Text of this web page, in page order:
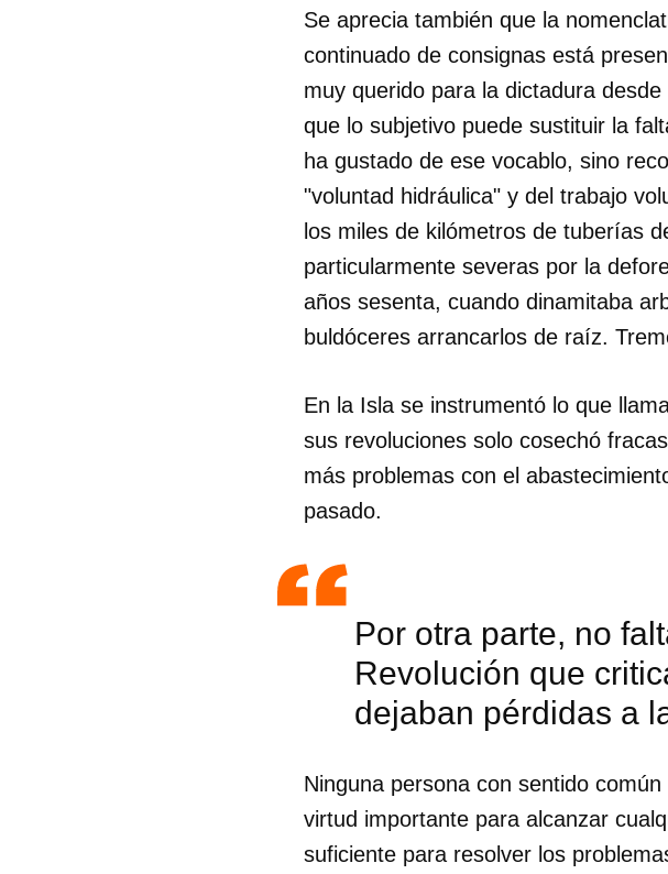
Se aprecia también que la
continuado de consignas está
muy querido para la dictadura
que lo subjetivo puede sustituir la
ha gustado de ese vocablo, sino
"voluntad hidráulica" y del trabajo
los miles de kilómetros de tuberías
particularmente severas por la
años sesenta, cuando dinamitaba
buldóceres arrancarlos de raíz.
En la Isla se instrumentó lo que
sus revoluciones solo cosechó
más problemas con el
pasado.
Por otra parte, no
Revolución que
dejaban pérdidas a
Ninguna persona con sentido
virtud importante para alcanzar
suficiente para resolver los